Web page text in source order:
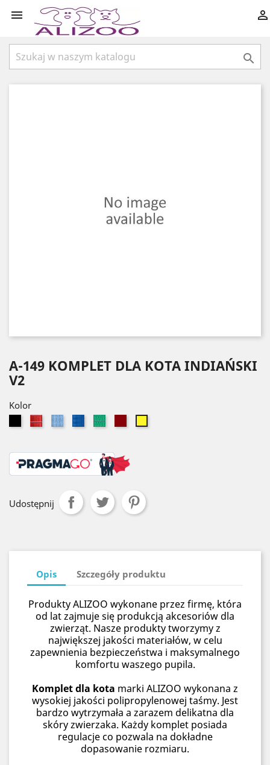
 

A-149 KOMPLET DLA KOTA INDIAŃSKI
V2
Kolor
CzarnyCzerwonyBłękitnyNiebieskiZielony
Udostępnij
Opis Szczegóły produktu
Produkty ALIZOO wykonane przez firmę, która
od lat zajmuje się produkcją akcesoriów dla
zwierząt. Nasze produkty tworzymy z
największej jakości materiałów, w celu
zapewnienia bezpieczeństwa i maksymalnego
komfortu waszego pupila.
Komplet dla kota marki ALIZOO wykonana z
wysokiej jakości polipropylenowej taśmy. Jest
bardzo wytrzymała a zarazem delikatna dla
skóry zwierzaka. Każdy komplet posiada
regulacje co pozwala na dokładne
dopasowanie rozmiaru.